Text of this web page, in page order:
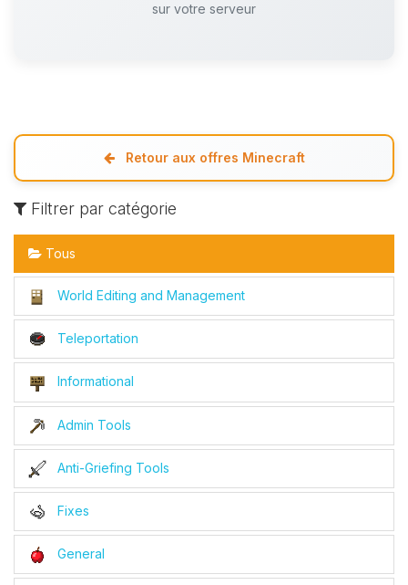
sur votre serveur
Retour aux offres Minecraft
Filtrer par catégorie
Tous
World Editing and Management
Teleportation
Informational
Admin Tools
Anti-Griefing Tools
Fixes
General